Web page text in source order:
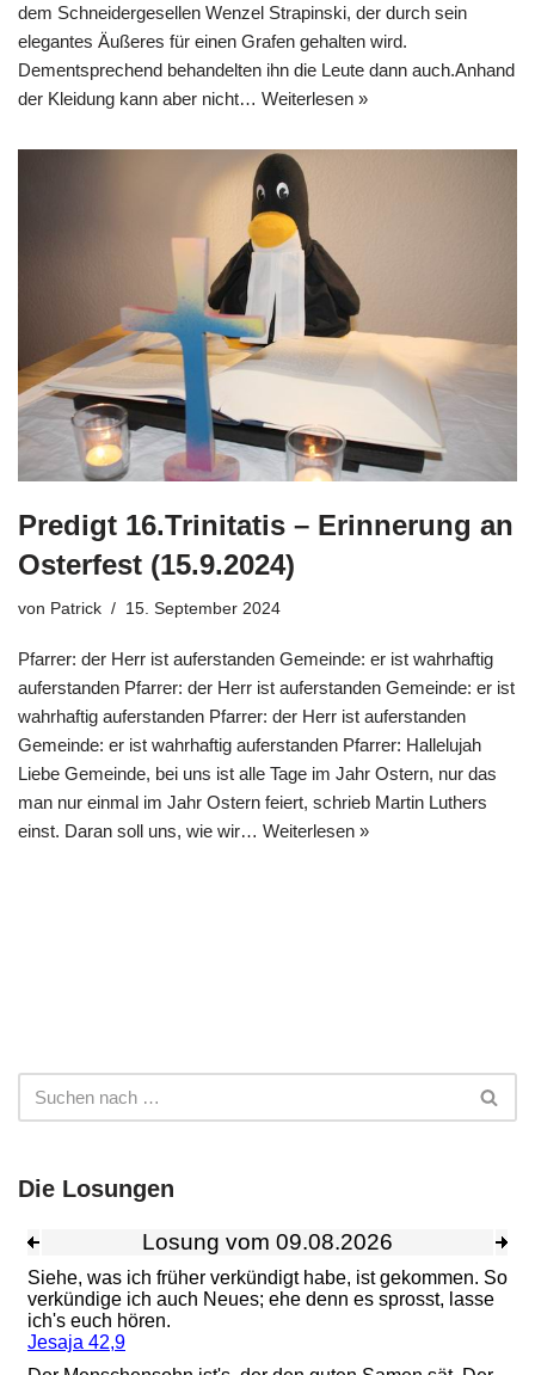
dem Schneidergesellen Wenzel Strapinski, der durch sein
elegantes Äußeres für einen Grafen gehalten wird.
Dementsprechend behandelten ihn die Leute dann auch.Anhand
der Kleidung kann aber nicht… Weiterlesen »
Predigt 16.Trinitatis – Erinnerung an
Osterfest (15.9.2024)
von Patrick 15. September 2024
Pfarrer: der Herr ist auferstanden Gemeinde: er ist wahrhaftig
auferstanden Pfarrer: der Herr ist auferstanden Gemeinde: er ist
wahrhaftig auferstanden Pfarrer: der Herr ist auferstanden
Gemeinde: er ist wahrhaftig auferstanden Pfarrer: Hallelujah
Liebe Gemeinde, bei uns ist alle Tage im Jahr Ostern, nur das
man nur einmal im Jahr Ostern feiert, schrieb Martin Luthers
einst. Daran soll uns, wie wir… Weiterlesen »
Die Losungen